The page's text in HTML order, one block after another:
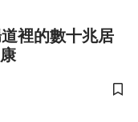
裡的數十兆居
儲